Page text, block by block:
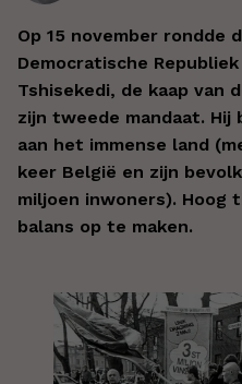
Op 15 november rondde
Democratische
Tshisekedi, de kaap van
zijn tweede mandaat. Hij
aan het immense land
keer België en zijn
miljoen inwoners). Hoog
balans op te maken.